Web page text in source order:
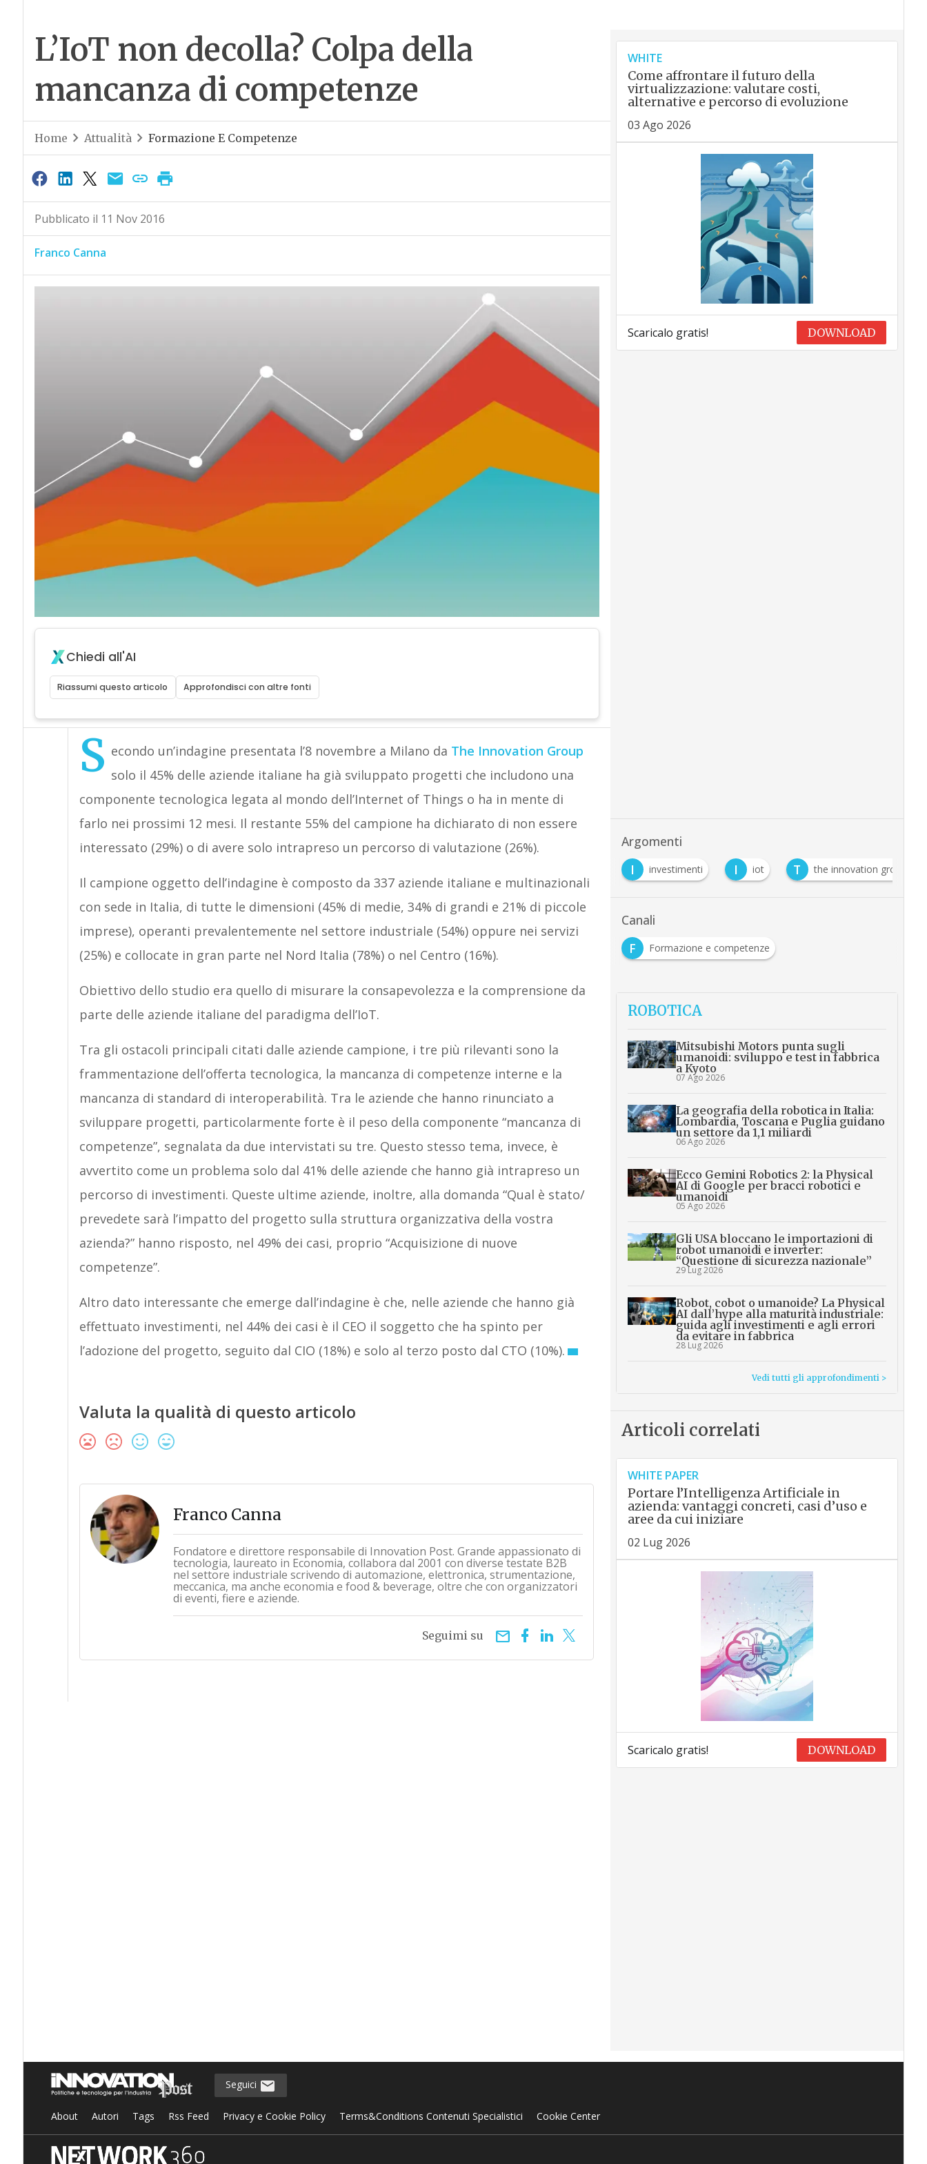
L’IoT non decolla? Colpa della
mancanza di competenze
Home Attualità Formazione E Competenze
Pubblicato il 11 Nov 2016
Franco Canna
Chiedi all'AI
Riassumi questo articolo Approfondisci con altre fonti
S econdo un’indagine presentata l’8 novembre a Milano da The Innovation Group
solo il 45% delle aziende italiane ha già sviluppato progetti che includono una
componente tecnologica legata al mondo dell’Internet of Things o ha in mente di
farlo nei prossimi 12 mesi. Il restante 55% del campione ha dichiarato di non essere
interessato (29%) o di avere solo intrapreso un percorso di valutazione (26%).
Il campione oggetto dell’indagine è composto da 337 aziende italiane e multinazionali
con sede in Italia, di tutte le dimensioni (45% di medie, 34% di grandi e 21% di piccole
imprese), operanti prevalentemente nel settore industriale (54%) oppure nei servizi
(25%) e collocate in gran parte nel Nord Italia (78%) o nel Centro (16%).
Obiettivo dello studio era quello di misurare la consapevolezza e la comprensione da
parte delle aziende italiane del paradigma dell’IoT.
Tra gli ostacoli principali citati dalle aziende campione, i tre più rilevanti sono la
frammentazione dell’offerta tecnologica, la mancanza di competenze interne e la
mancanza di standard di interoperabilità. Tra le aziende che hanno rinunciato a
sviluppare progetti, particolarmente forte è il peso della componente “mancanza di
competenze”, segnalata da due intervistati su tre. Questo stesso tema, invece, è
avvertito come un problema solo dal 41% delle aziende che hanno già intrapreso un
percorso di investimenti. Queste ultime aziende, inoltre, alla domanda “Qual è stato/
prevedete sarà l’impatto del progetto sulla struttura organizzativa della vostra
azienda?” hanno risposto, nel 49% dei casi, proprio “Acquisizione di nuove
competenze”.
Altro dato interessante che emerge dall’indagine è che, nelle aziende che hanno già
effettuato investimenti, nel 44% dei casi è il CEO il soggetto che ha spinto per
l’adozione del progetto, seguito dal CIO (18%) e solo al terzo posto dal CTO (10%).
Valuta la qualità di questo articolo
Franco Canna
Fondatore e direttore responsabile di Innovation Post. Grande appassionato di
tecnologia, laureato in Economia, collabora dal 2001 con diverse testate B2B
nel settore industriale scrivendo di automazione, elettronica, strumentazione,
meccanica, ma anche economia e food & beverage, oltre che con organizzatori
di eventi, fiere e aziende.
email
Seguimi su
WHITE
Come affrontare il futuro della
virtualizzazione: valutare costi,
alternative e percorso di evoluzione
03 Ago 2026
Scaricalo gratis! DOWNLOAD
Argomenti
I investimenti I iot T the innovation group
Canali
F
Formazione e competenze
ROBOTICA
Mitsubishi Motors punta sugli
umanoidi: sviluppo e test in fabbrica
a Kyoto
07 Ago 2026
La geografia della robotica in Italia:
Lombardia, Toscana e Puglia guidano
un settore da 1,1 miliardi
06 Ago 2026
Ecco Gemini Robotics 2: la Physical
AI di Google per bracci robotici e
umanoidi
05 Ago 2026
Gli USA bloccano le importazioni di
robot umanoidi e inverter:
“Questione di sicurezza nazionale”
29 Lug 2026
Robot, cobot o umanoide? La Physical
AI dall’hype alla maturità industriale:
guida agli investimenti e agli errori
da evitare in fabbrica
28 Lug 2026
Vedi tutti gli approfondimenti >
Articoli correlati
WHITE PAPER
Portare l’Intelligenza Artificiale in
azienda: vantaggi concreti, casi d’uso e
aree da cui iniziare
02 Lug 2026
Scaricalo gratis! DOWNLOAD
Seguici
About Autori Tags Rss Feed Privacy e Cookie Policy Terms&Conditions Contenuti Specialistici Cookie Center